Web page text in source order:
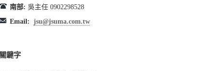
南部: 吳主任 0902298528
Email: jsu@jsuma.com.tw
關鍵字